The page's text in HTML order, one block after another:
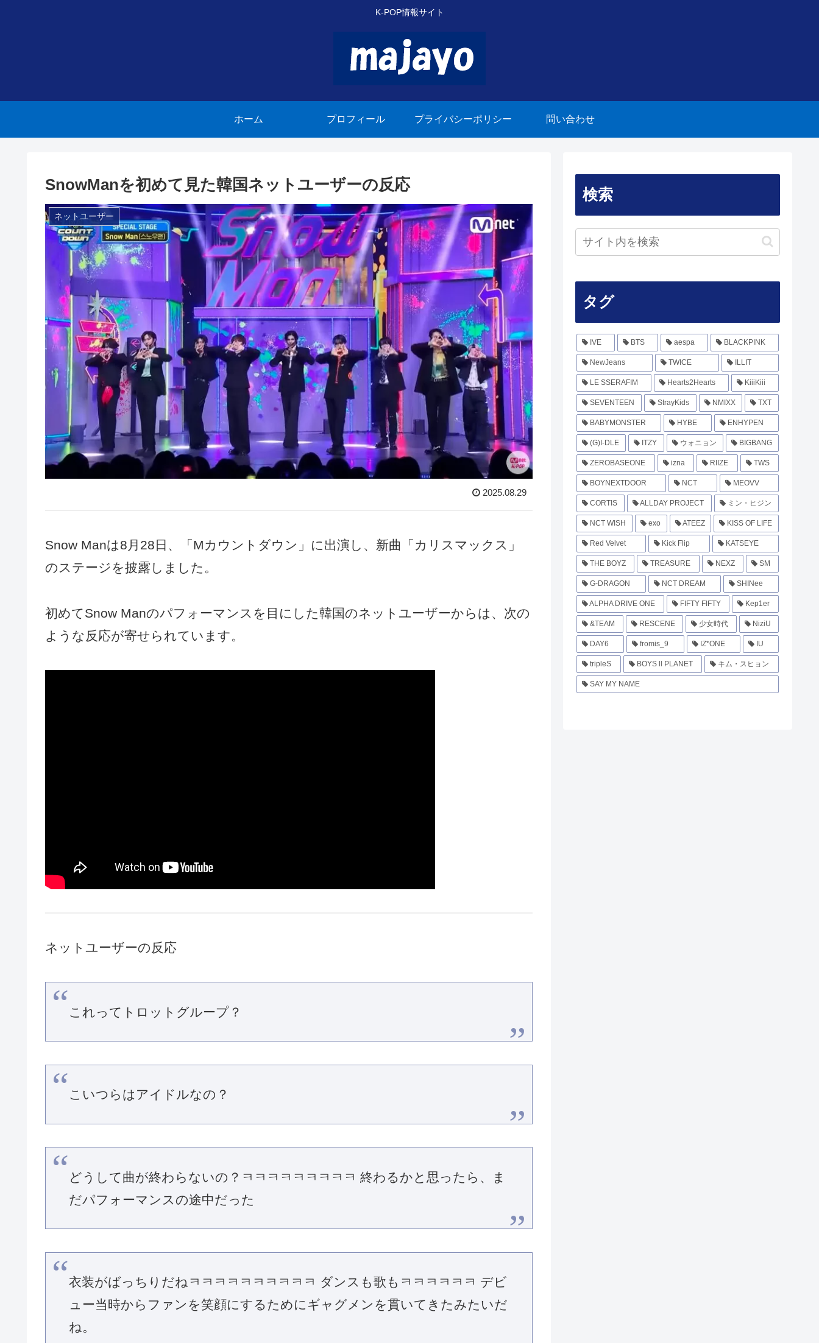
K-POP情報サイト
ホーム プロフィール プライバシーポリシー 問い合わせ
SnowManを初めて見た韓国ネットユーザーの反応
ネットユーザー
2025.08.29
Snow Manは8月28日、「Mカウントダウン」に出演し、新曲「カリスマックス」
のステージを披露しました。
初めてSnow Manのパフォーマンスを目にした韓国のネットユーザーからは、次の
ような反応が寄せられています。
ネットユーザーの反応
これってトロットグループ？
こいつらはアイドルなの？
どうして曲が終わらないの？ㅋㅋㅋㅋㅋㅋㅋㅋㅋ 終わるかと思ったら、ま
だパフォーマンスの途中だった
衣装がばっちりだねㅋㅋㅋㅋㅋㅋㅋㅋㅋㅋ ダンスも歌もㅋㅋㅋㅋㅋㅋ デビ
ュー当時からファンを笑顔にするためにギャグメンを貫いてきたみたいだ
ね。
検索
タグ
IVE BTS aespa BLACKPINK
NewJeans TWICE ILLIT
LE SSERAFIM Hearts2Hearts KiiiKiii
SEVENTEEN StrayKids NMIXX TXT
BABYMONSTER HYBE ENHYPEN
(G)I-DLE ITZY ウォニョン BIGBANG
ZEROBASEONE izna RIIZE TWS
BOYNEXTDOOR NCT MEOVV
CORTIS ALLDAY PROJECT ミン・ヒジン
NCT WISH exo ATEEZ KISS OF LIFE
Red Velvet Kick Flip KATSEYE
THE BOYZ TREASURE NEXZ SM
G-DRAGON NCT DREAM SHINee
ALPHA DRIVE ONE FIFTY FIFTY Kep1er
&TEAM RESCENE 少女時代 NiziU
DAY6 fromis_9 IZ*ONE IU
tripleS BOYS ll PLANET キム・スヒョン
SAY MY NAME